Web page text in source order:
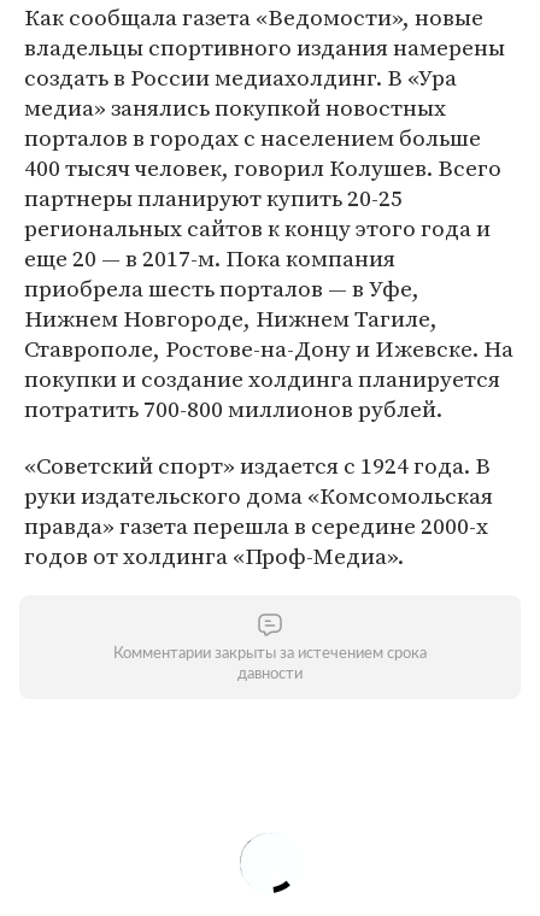
Как сообщала газета «Ведомости», новые
владельцы спортивного издания намерены
создать в России медиахолдинг. В «Ура
медиа» занялись покупкой новостных
порталов в городах с населением больше
400 тысяч человек, говорил Колушев. Всего
партнеры планируют купить 20-25
региональных сайтов к концу этого года и
еще 20 — в 2017-м. Пока компания
приобрела шесть порталов — в Уфе,
Нижнем Новгороде, Нижнем Тагиле,
Ставрополе, Ростове-на-Дону и Ижевске. На
покупки и создание холдинга планируется
потратить 700-800 миллионов рублей.
«Советский спорт» издается с 1924 года. В
руки издательского дома «Комсомольская
правда» газета перешла в середине 2000-х
годов от холдинга «Проф-Медиа».
Комментарии закрыты за истечением срока
давности